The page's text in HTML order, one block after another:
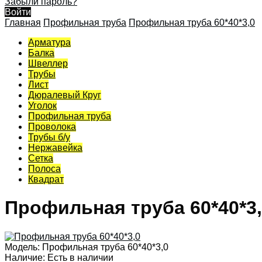
Войти
Главная Профильная труба Профильная труба 60*40*3,0
Арматура
Балка
Швеллер
Трубы
Лист
Дюралевый Круг
Уголок
Профильная труба
Проволока
Трубы б/у
Нержавейка
Сетка
Полоса
Квадрат
Профильная труба
Модель: Профильная труба 60*40*3,0
Наличие: Есть в наличии